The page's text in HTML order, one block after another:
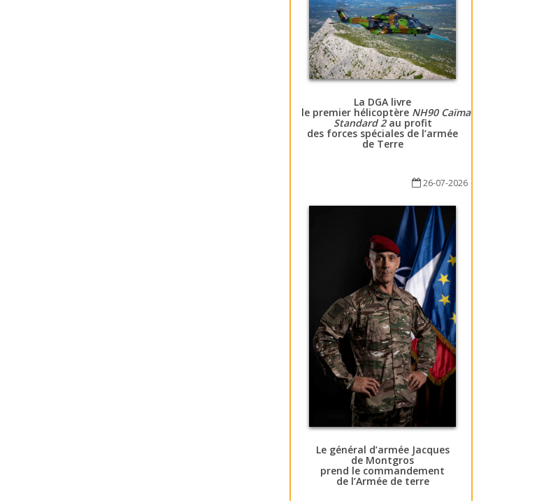
La DGA livre
le premier hélicoptère NH90 Caïman
Standard 2au profit
des forces spéciales de l’armée
de Terre
26-07-2026
Le général d’armée Jacques
de Montgros
prend le commandement
de l’Armée de terre